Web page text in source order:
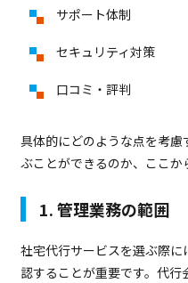
サポート体制
セキュリティ対策
口コミ・評判
具体的にどのような点を考
ぶことができるのか、ここか
1. 管理業務の範囲
社宅代行サービスを選ぶ際
認することが重要です。代